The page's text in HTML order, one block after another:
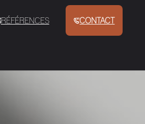
RÉFÉRENCES CONTACT